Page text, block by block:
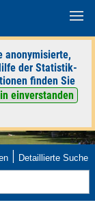
anonymisierte,
der Statistik-
finden Sie
einverstanden
| Detaillierte Suche